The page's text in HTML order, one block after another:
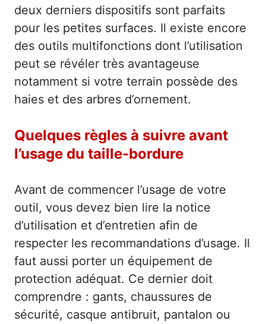
deux derniers dispositifs sont parfaits
pour les petites surfaces. Il existe encore
des outils multifonctions dont l’utilisation
peut se révéler très avantageuse
notamment si votre terrain possède des
haies et des arbres d’ornement.
Quelques règles à suivre avant
l’usage du taille-bordure
Avant de commencer l’usage de votre
outil, vous devez bien lire la notice
d’utilisation et d’entretien afin de
respecter les recommandations d’usage. Il
faut aussi porter un équipement de
protection adéquat. Ce dernier doit
comprendre : gants, chaussures de
sécurité, casque antibruit, pantalon ou